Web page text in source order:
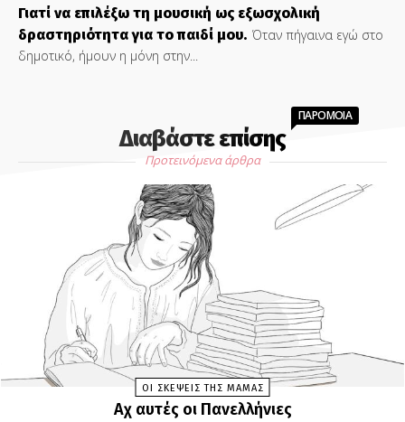
Γιατί να επιλέξω τη μουσική ως εξωσχολική
δραστηριότητα για το παιδί μου. Όταν πήγαινα εγώ στο
δημοτικό, ήμουν η μόνη στην...
Διαβάστε επίσης
ΠΑΡΟΜΟΙΑ
Προτεινόμενα άρθρα
ΟΙ ΣΚΕΨΕΙΣ ΤΗΣ ΜΑΜΑΣ
Αχ αυτές οι Πανελλήνιες